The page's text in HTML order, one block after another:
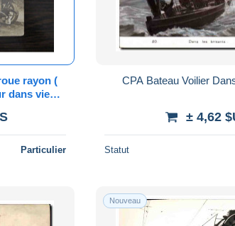
rayon (
Particulier
CPA Bateau Voilier
± 4,62
Statut
Nouveau